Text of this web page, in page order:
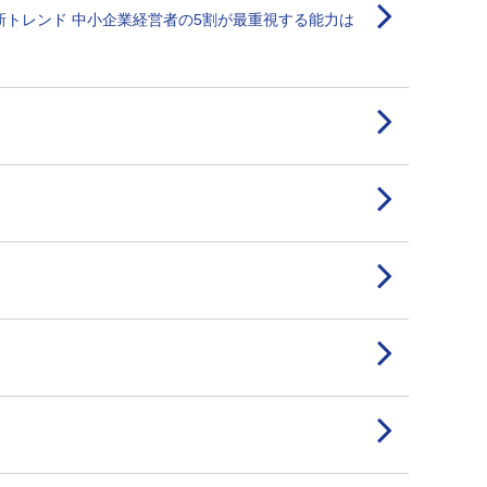
レンド 中小企業経営者の5割が最重視する能力は